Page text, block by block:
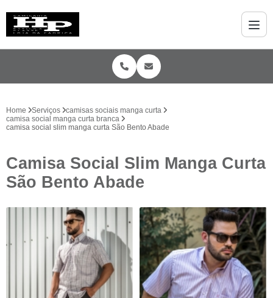
Home Serviços
camisas sociais manga curta
camisa social manga curta branca
camisa social slim manga curta São Bento Abade
Camisa Social Slim Manga Curta
São Bento Abade